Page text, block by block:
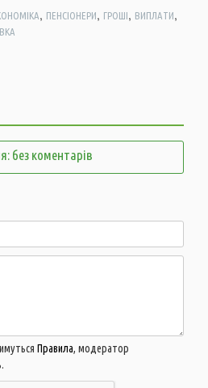
, ПЕНСІОНЕРИ, ГРОШІ, ВИПЛАТИ,
без коментарів
Правила, модератор